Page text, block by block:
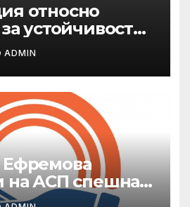
относно
устойчивост
ADMIN
на АСП спешна
оказване на